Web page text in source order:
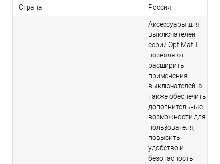
Страна Россия
Аксессуары для
выключателей
серии OptiMat T
позволяют
расширить
применения
выключателей, а
также обеспечить
дополнительные
возможности для
пользователя,
повысить
удобство и
безопасность